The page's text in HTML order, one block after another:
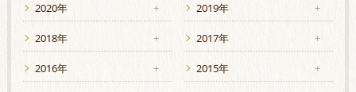
2020年 2019年
2018年 2017年
2016年 2015年